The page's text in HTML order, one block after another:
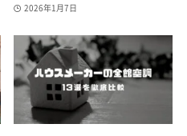
2026年1月7日